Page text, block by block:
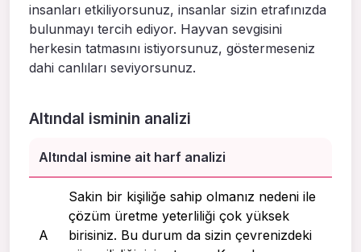
insanları etkiliyorsunuz, insanlar sizin etrafınızda
bulunmayı tercih ediyor. Hayvan sevgisini
herkesin tatmasını istiyorsunuz, göstermeseniz
dahi canlıları seviyorsunuz.
Altındal isminin analizi
Altındal ismine ait harf analizi
A
Sakin bir kişiliğe sahip olmanız nedeni ile
çözüm üretme yeterliliği çok yüksek
birisiniz. Bu durum da sizin çevrenizdeki